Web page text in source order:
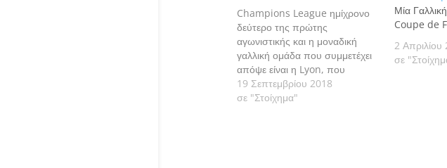
Champions League ημίχρονο
δεύτερο της πρώτης
αγωνιστικής και η μοναδική
γαλλική ομάδα που συμμετέχει
απόψε είναι η Lyon, που
δοκιμάζεται στη Βόρεια Γαλλία
κόντρα στην Manchester City
19 Σεπτεμβρίου 2018
σε "Στοίχημα"
Μία
Coupe de
2 Απριλίου
σε